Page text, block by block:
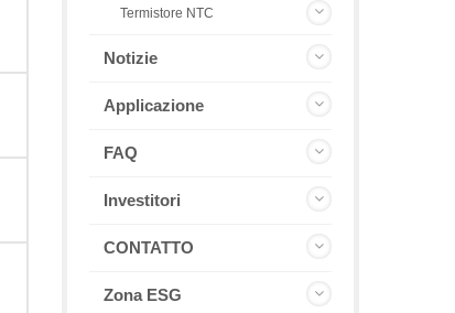
Termistore NTC
Notizie
Applicazione
FAQ
Investitori
CONTATTO
Zona ESG